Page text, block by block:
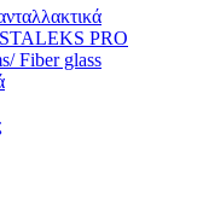
PRO
Fiber glass